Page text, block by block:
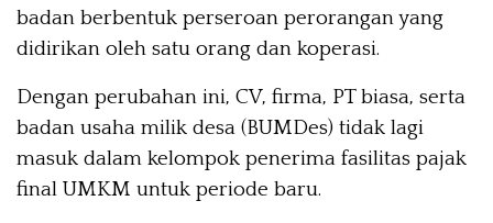
badan berbentuk perseroan perorangan yang
didirikan oleh satu orang dan koperasi.
Dengan perubahan ini, CV, firma, PT biasa, serta
badan usaha milik desa (BUMDes) tidak lagi
masuk dalam kelompok penerima fasilitas pajak
final UMKM untuk periode baru.